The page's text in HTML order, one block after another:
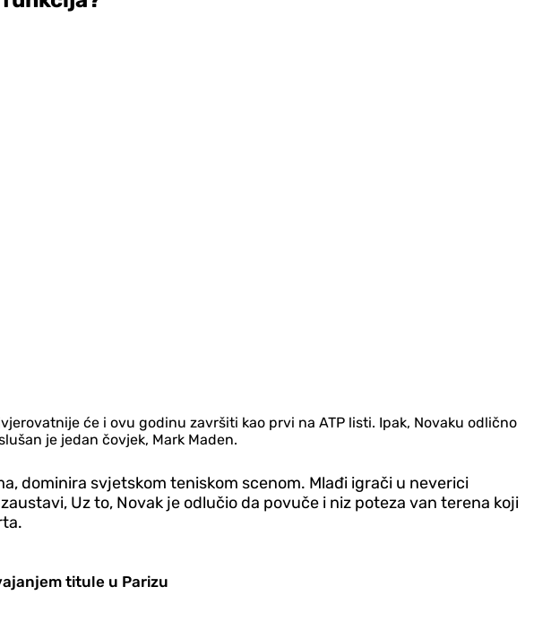
će i ovu godinu završiti kao prvi na ATP listi. Ipak, Novaku odlično
je jedan čovjek, Mark Maden.
dominira svjetskom teniskom scenom. Mlađi igrači u neverici
Uz to, Novak je odlučio da povuče i niz poteza van terena koji
titule u Parizu